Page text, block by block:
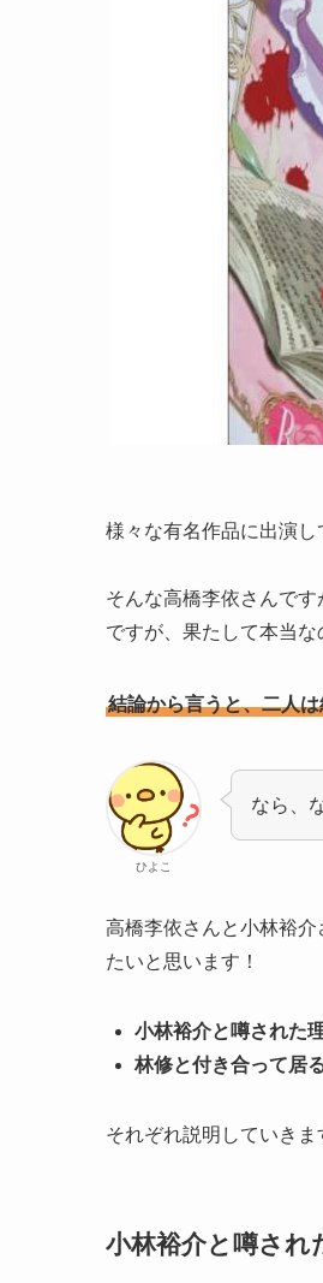
様々な有名作品に出演し
そんな高橋李依さんで
ですが、果たして本当な
結論から言うと、二人
ひよこ
なら、
高橋李依さんと小林裕
たいと思います！
小林裕介と噂された
林修と付き合って居
それぞれ説明していきま
小林裕介と噂され